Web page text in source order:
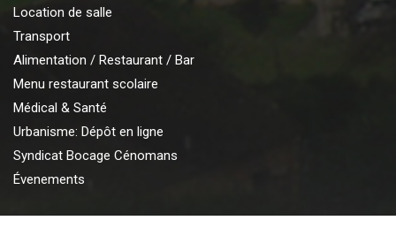
Location de salle
Transport
Alimentation / Restaurant / Bar
Menu restaurant scolaire
Médical & Santé
Urbanisme: Dépôt en ligne
Syndicat Bocage Cénomans
Évenements